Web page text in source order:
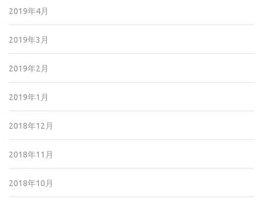
2019年4月
2019年3月
2019年2月
2019年1月
2018年12月
2018年11月
2018年10月